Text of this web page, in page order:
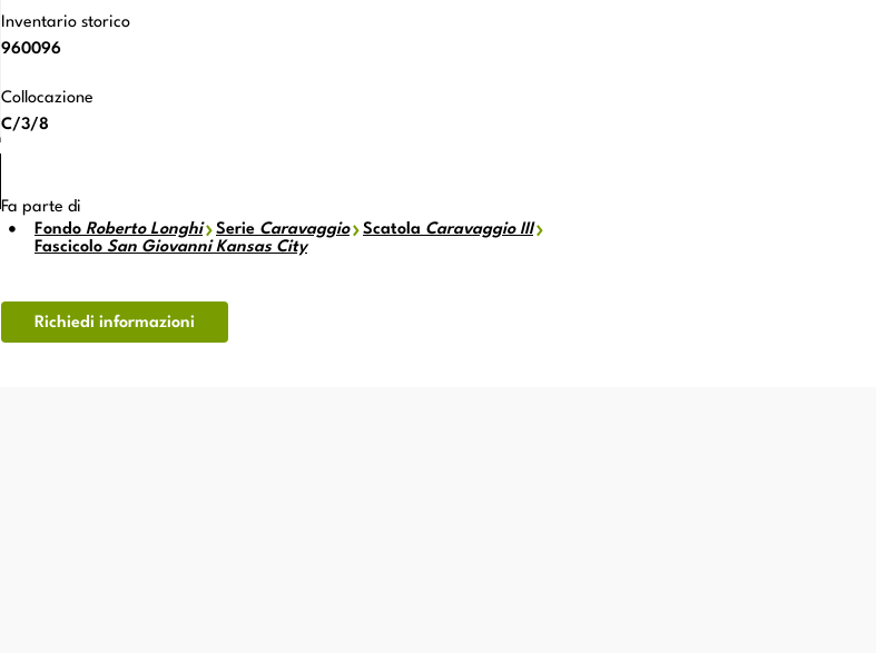
Inventario storico
960096
Collocazione
C/3/8
Fa parte di
Fondo Roberto Longhi Serie Caravaggio Scatola Caravaggio III
Fascicolo San Giovanni Kansas City
Richiedi informazioni